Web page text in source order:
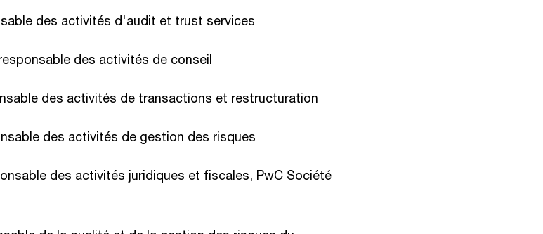
des activités d'audit et trust services
des activités de conseil
des activités de transactions et restructuration
des activités de gestion des risques
des activités juridiques et fiscales, PwC Société